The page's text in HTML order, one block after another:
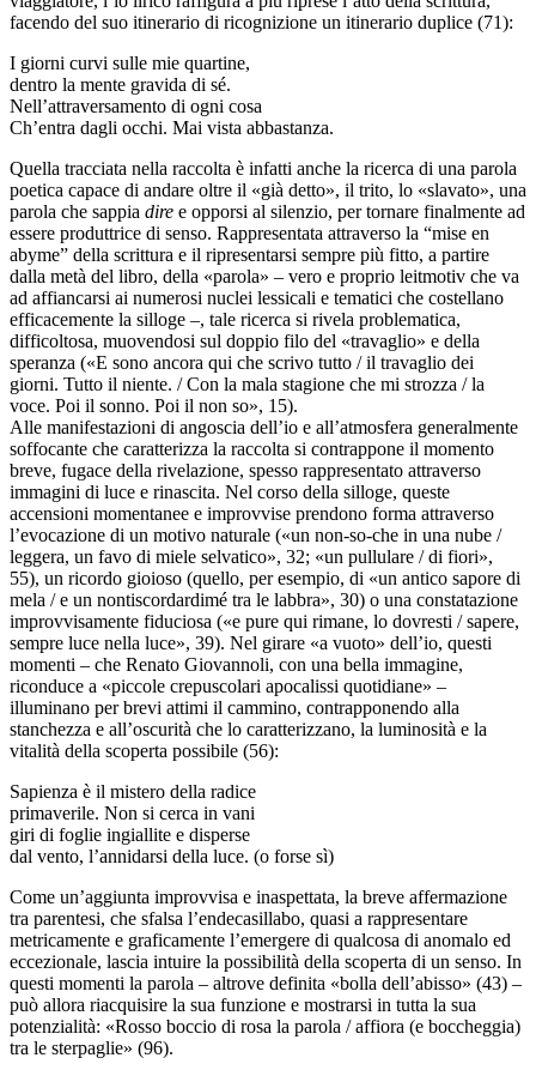
facendo del suo itinerario di ricognizione un itinerario duplice (71):
I giorni curvi sulle mie quartine,
dentro la mente gravida di sé.
Nell’attraversamento di ogni cosa
Ch’entra dagli occhi. Mai vista abbastanza.
Quella tracciata nella raccolta è infatti anche la ricerca di una parola
poetica capace di andare oltre il «già detto», il trito, lo «slavato», una
parola che sappia dire e opporsi al silenzio, per tornare finalmente ad
essere produttrice di senso. Rappresentata attraverso la “mise en
abyme” della scrittura e il ripresentarsi sempre più fitto, a partire
dalla metà del libro, della «parola» – vero e proprio leitmotiv che va
ad affiancarsi ai numerosi nuclei lessicali e tematici che costellano
efficacemente la silloge –, tale ricerca si rivela problematica,
difficoltosa, muovendosi sul doppio filo del «travaglio» e della
speranza («E sono ancora qui che scrivo tutto / il travaglio dei
giorni. Tutto il niente. / Con la mala stagione che mi strozza / la
voce. Poi il sonno. Poi il non so», 15).
Alle manifestazioni di angoscia dell’io e all’atmosfera generalmente
soffocante che caratterizza la raccolta si contrappone il momento
breve, fugace della rivelazione, spesso rappresentato attraverso
immagini di luce e rinascita. Nel corso della silloge, queste
accensioni momentanee e improvvise prendono forma attraverso
l’evocazione di un motivo naturale («un non-so-che in una nube /
leggera, un favo di miele selvatico», 32; «un pullulare / di fiori»,
55), un ricordo gioioso (quello, per esempio, di «un antico sapore di
mela / e un nontiscordardimé tra le labbra», 30) o una constatazione
improvvisamente fiduciosa («e pure qui rimane, lo dovresti / sapere,
sempre luce nella luce», 39). Nel girare «a vuoto» dell’io, questi
momenti – che Renato Giovannoli, con una bella immagine,
riconduce a «piccole crepuscolari apocalissi quotidiane» –
illuminano per brevi attimi il cammino, contrapponendo alla
stanchezza e all’oscurità che lo caratterizzano, la luminosità e la
vitalità della scoperta possibile (56):
Sapienza è il mistero della radice
primaverile. Non si cerca in vani
giri di foglie ingiallite e disperse
dal vento, l’annidarsi della luce. (o forse sì)
Come un’aggiunta improvvisa e inaspettata, la breve affermazione
tra parentesi, che sfalsa l’endecasillabo, quasi a rappresentare
metricamente e graficamente l’emergere di qualcosa di anomalo ed
eccezionale, lascia intuire la possibilità della scoperta di un senso. In
questi momenti la parola – altrove definita «bolla dell’abisso» (43) –
può allora riacquisire la sua funzione e mostrarsi in tutta la sua
potenzialità: «Rosso boccio di rosa la parola / affiora (e boccheggia)
tra le sterpaglie» (96).